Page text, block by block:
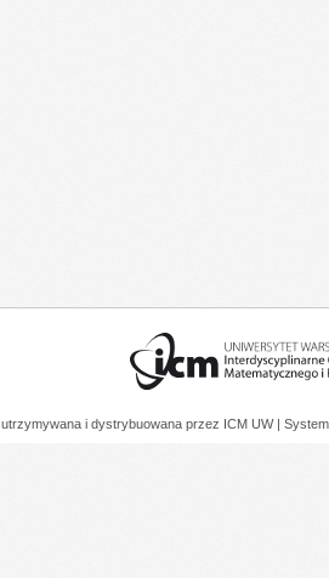
utrzymywana i dystrybuowana przez ICM UW |